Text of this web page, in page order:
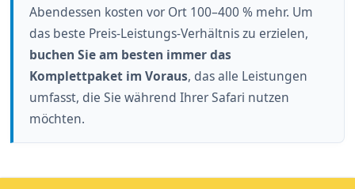
Abendessen kosten vor Ort 100–400 % mehr. Um
das beste Preis-Leistungs-Verhältnis zu erzielen,
buchen Sie am besten immer das
Komplettpaket im Voraus, das alle Leistungen
umfasst, die Sie während Ihrer Safari nutzen
möchten.